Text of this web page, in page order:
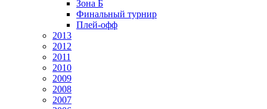
Зона Б
Финальный турнир
Плей-офф
2013
2012
2011
2010
2009
2008
2007